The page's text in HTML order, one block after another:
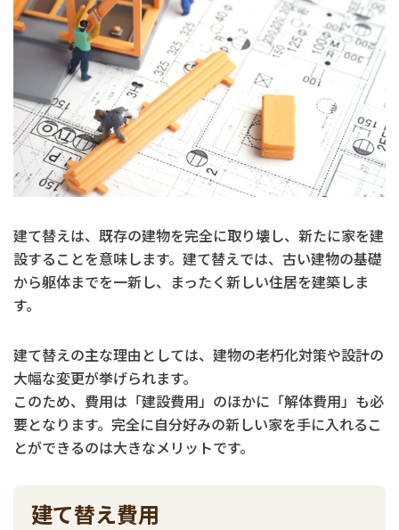
建て替えは、既存の建物を完全に取り壊し、新たに家を建
設することを意味します。建て替えでは、古い建物の基礎
から躯体までを一新し、まったく新しい住居を建築しま
す。
建て替えの主な理由としては、建物の老朽化対策や設計の
大幅な変更が挙げられます。
このため、費用は「建設費用」のほかに「解体費用」も必
要となります。完全に自分好みの新しい家を手に入れるこ
とができるのは大きなメリットです。
建て替え費用